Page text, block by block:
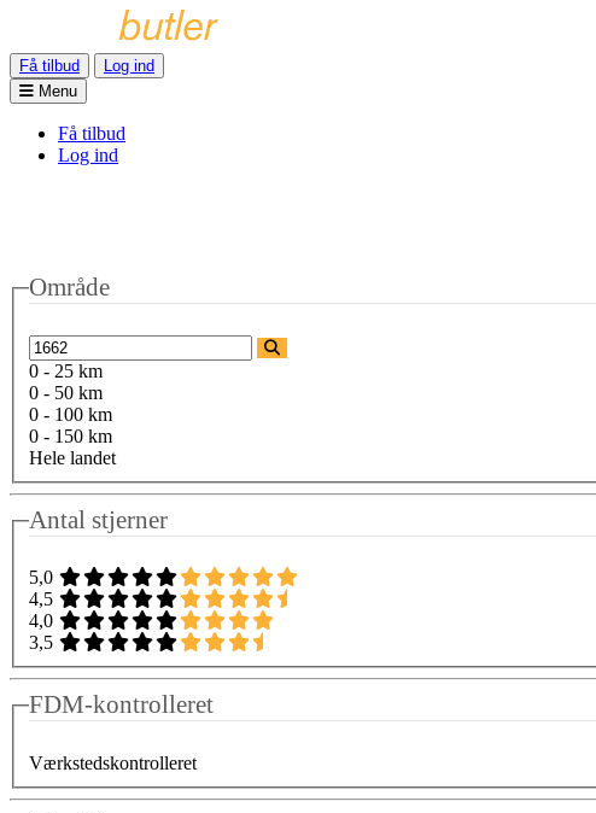
Få tilbud
Log ind
Menu
Få tilbud
Log ind
Område
0 - 25 km
0 - 50 km
0 - 100 km
0 - 150 km
Hele landet
Antal stjerner
5,0
4,5
4,0
3,5
FDM-kontrolleret
Værkstedskontrolleret